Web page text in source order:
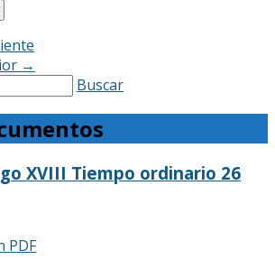
→
Buscar
XVIII Tiempo ordinario 26
PDF